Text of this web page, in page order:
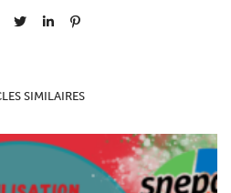
SIMILAIRES